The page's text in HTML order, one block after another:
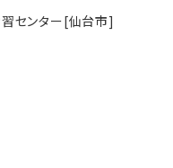
センター[仙台市]